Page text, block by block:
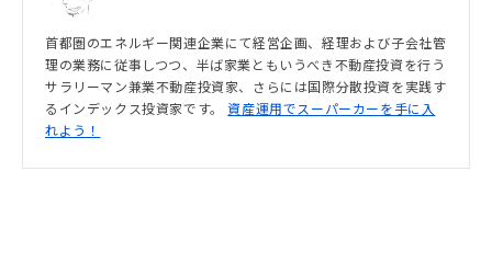
首都圏のエネルギー関連企業にて経営企画、経理および子会社管
理の業務に従事しつつ、半ば家業ともいうべき不動産投資を行う
サラリーマン兼業不動産投資家、さらには国際分散投資を実践す
るインデックス投資家です。資産運用でスーパーカーを手に入
れよう！